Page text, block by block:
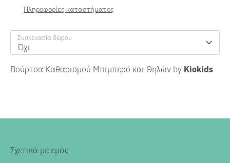
Πληροφορίες καταστήματος
Συσκευασία δώρου
Όχι
Βούρτσα Καθαρισμού Μπιμπερό και Θηλών by Kiokids
Σχετικά με εμάς